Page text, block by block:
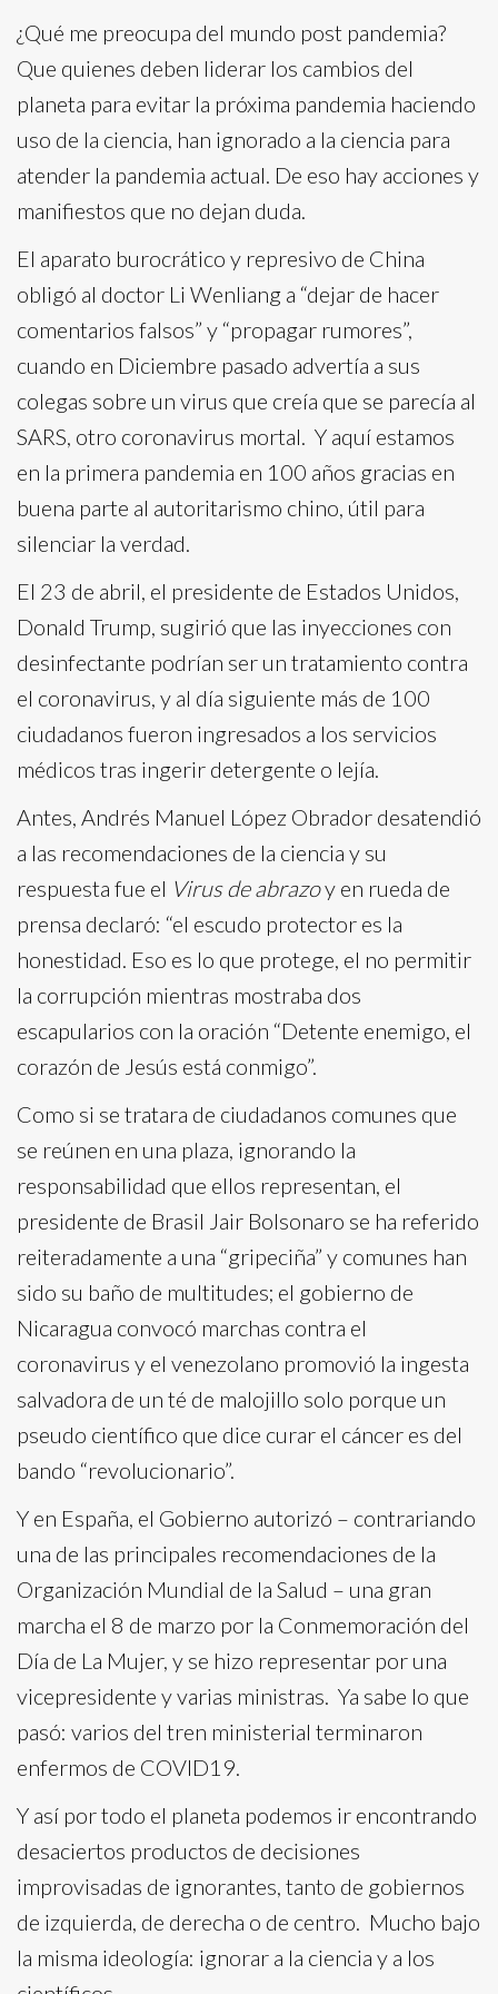
¿Qué me preocupa del mundo post pandemia?
Que quienes deben liderar los cambios del
planeta para evitar la próxima pandemia haciendo
uso de la ciencia, han ignorado a la ciencia para
atender la pandemia actual. De eso hay acciones y
manifiestos que no dejan duda.
El aparato burocrático y represivo de China
obligó al doctor Li Wenliang a “dejar de hacer
comentarios falsos” y “propagar rumores”,
cuando en Diciembre pasado advertía a sus
colegas sobre un virus que creía que se parecía al
SARS, otro coronavirus mortal. Y aquí estamos
en la primera pandemia en 100 años gracias en
buena parte al autoritarismo chino, útil para
silenciar la verdad.
El 23 de abril, el presidente de Estados Unidos,
Donald Trump, sugirió que las inyecciones con
desinfectante podrían ser un tratamiento contra
el coronavirus, y al día siguiente más de 100
ciudadanos fueron ingresados a los servicios
médicos tras ingerir detergente o lejía.
Antes, Andrés Manuel López Obrador desatendió
a las recomendaciones de la ciencia y su
respuesta fue el Virus de abrazoy en rueda de
prensa declaró: “el escudo protector es la
honestidad. Eso es lo que protege, el no permitir
la corrupción mientras mostraba dos
escapularios con la oración “Detente enemigo, el
corazón de Jesús está conmigo”.
Como si se tratara de ciudadanos comunes que
se reúnen en una plaza, ignorando la
responsabilidad que ellos representan, el
presidente de Brasil Jair Bolsonaro se ha referido
reiteradamente a una “gripeciña” y comunes han
sido su baño de multitudes; el gobierno de
Nicaragua convocó marchas contra el
coronavirus y el venezolano promovió la ingesta
salvadora de un té de malojillo solo porque un
pseudo científico que dice curar el cáncer es del
bando “revolucionario”.
Y en España, el Gobierno autorizó – contrariando
una de las principales recomendaciones de la
Organización Mundial de la Salud – una gran
marcha el 8 de marzo por la Conmemoración del
Día de La Mujer, y se hizo representar por una
vicepresidente y varias ministras. Ya sabe lo que
pasó: varios del tren ministerial terminaron
enfermos de COVID19.
Y así por todo el planeta podemos ir encontrando
desaciertos productos de decisiones
improvisadas de ignorantes, tanto de gobiernos
de izquierda, de derecha o de centro. Mucho bajo
la misma ideología: ignorar a la ciencia y a los